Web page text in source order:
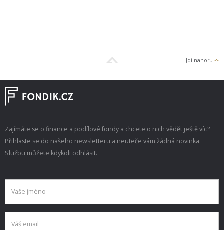
Jdi nahoru
Zajímáte se o finance a podílové fondy a chcete o nich vědět ještě víc?
Přihlaste se do našeho newsletteru a neuteče vám žádná novinka.
Službu můžete kdykoli odhlásit.